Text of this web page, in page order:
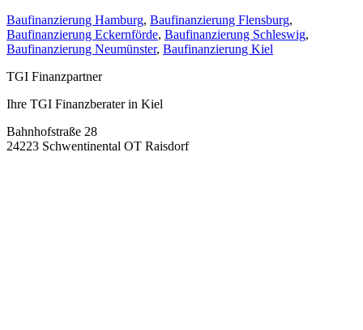
Baufinanzierung Hamburg, Baufinanzierung Flensburg,
Baufinanzierung Eckernförde, Baufinanzierung Schleswig,
Baufinanzierung Neumünster, Baufinanzierung Kiel
TGI Finanzpartner
Ihre TGI Finanzberater in Kiel
Bahnhofstraße 28
24223 Schwentinental OT Raisdorf